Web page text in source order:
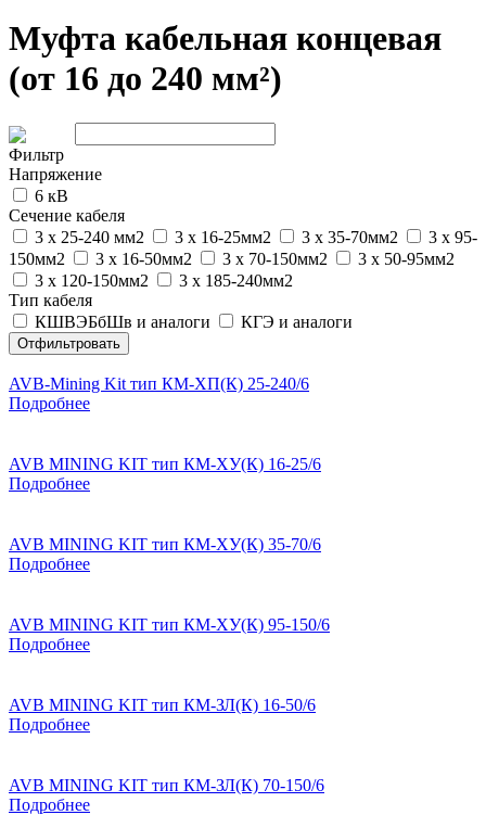
Муфта кабельная концевая
(от 16 до 240 мм²)
Фильтр
Напряжение
6 кВ
Сечение кабеля
3 х 25-240 мм2
3 х 16-25мм2 3 х 35-70мм2
3 х 95-
150мм2
3 х 16-50мм2 3 х 70-150мм2
3 х 50-95мм2
3 х 120-150мм2
3 х 185-240мм2
Тип кабеля
КШВЭБбШв и аналоги
КГЭ и аналоги
Отфильтровать
AVB-Mining Kit тип КМ-ХП(К) 25-240/6
Подробнее
AVB MINING KIT тип КМ-ХУ(К) 16-25/6
Подробнее
AVB MINING KIT тип КМ-ХУ(К) 35-70/6
Подробнее
AVB MINING KIT тип КМ-ХУ(К) 95-150/6
Подробнее
AVB MINING KIT тип КМ-ЗЛ(К) 16-50/6
Подробнее
AVB MINING KIT тип КМ-ЗЛ(К) 70-150/6
Подробнее